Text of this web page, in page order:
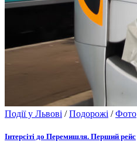
Події у Львові /Подорожі /Фото
Інтерсіті до Перемишля. Перший рейс